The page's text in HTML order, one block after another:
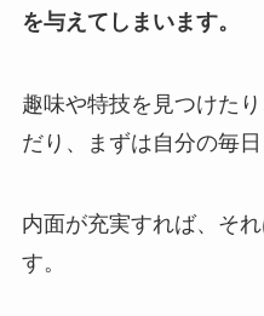
を与えてしまいます。
趣味や特技を見つけた
だり、まずは自分の毎
内面が充実すれば、そ
す。